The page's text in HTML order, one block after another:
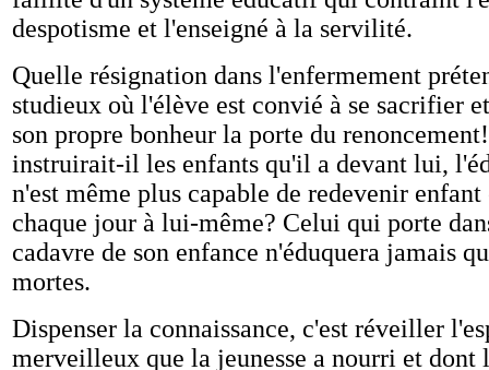
despotisme et l'enseigné à la servilité.
Quelle résignation dans l'enfermement
studieux où l'élève est convié à se sacrifier
son propre bonheur la porte du
instruirait-il les enfants qu'il a devant lui,
n'est même plus capable de redevenir enfant
chaque jour à lui-même? Celui qui porte
cadavre de son enfance n'éduquera jamais
mortes.
Dispenser la connaissance, c'est réveiller
merveilleux que la jeunesse a nourri et dont